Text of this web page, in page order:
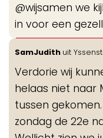
@wijsamen we
in voor een
SamJudith uit
Verdorie wij
helaas niet naar
tussen
zondag de 22e